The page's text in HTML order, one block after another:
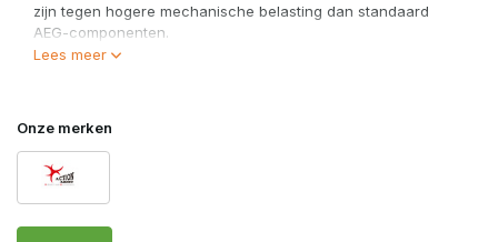
zijn tegen hogere mechanische belasting dan standaard
AEG-componenten.
Consistente energie-output
Verminderde slijtage bij krachtige veren
samenwerken met
Lees meer
Onze merken